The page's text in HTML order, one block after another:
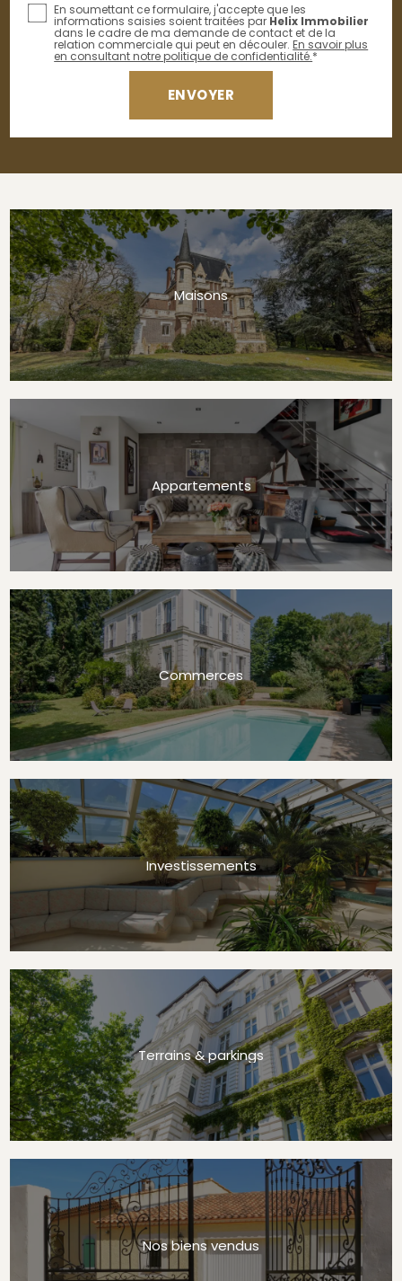
En soumettant ce formulaire, j'accepte que les
informations saisies soient traitées par Helix Immobilier
dans le cadre de ma demande de contact et de la
relation commerciale qui peut en découler.En savoir plus
en consultant notre politique de confidentialité.*
Maisons
Appartements
Commerces
Investissements
Terrains & parkings
Nos biens vendus